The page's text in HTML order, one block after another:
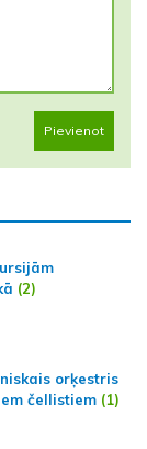
Pievienot
(2)
orķestris
čellistiem (1)